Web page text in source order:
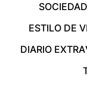
SOCIEDAD
ESTILO DE
DIARIO EXTRA